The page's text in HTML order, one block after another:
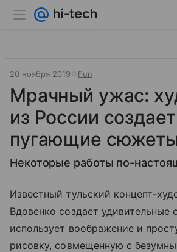
20 ноября 2019 Fun
Мрачный ужас:
из России
пугающие
Некоторые работы по-
Известный тульский концепт-
Вдовенко создает удивительные
использует воображение и
рисовку, совмещенную с